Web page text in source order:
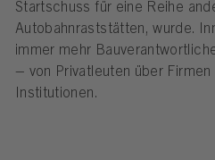
Startschuss für eine Reihe
Autobahnraststätten, wurde.
immer mehr
– von Privatleuten über
Institutionen.